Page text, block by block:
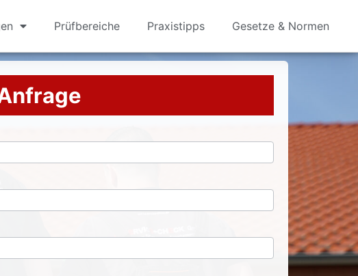
Prüfbereiche Praxistipps Gesetze & Normen